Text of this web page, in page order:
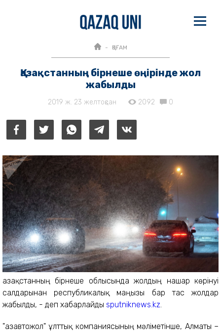
ҚОҒАМ
Қазақстанның бірнеше өңірінде жол
жабылды
2019 ж. 23 желтоқсан 2092 0
Қазақстанның бірнеше облысында жолдың нашар көрінуі
салдарынан республикалық маңызы бар тас жолдар
жабылды, - деп хабарлайды sputniknews.kz.
"Қазавтожол" ұлттық компаниясының мәліметінше, Алматы –